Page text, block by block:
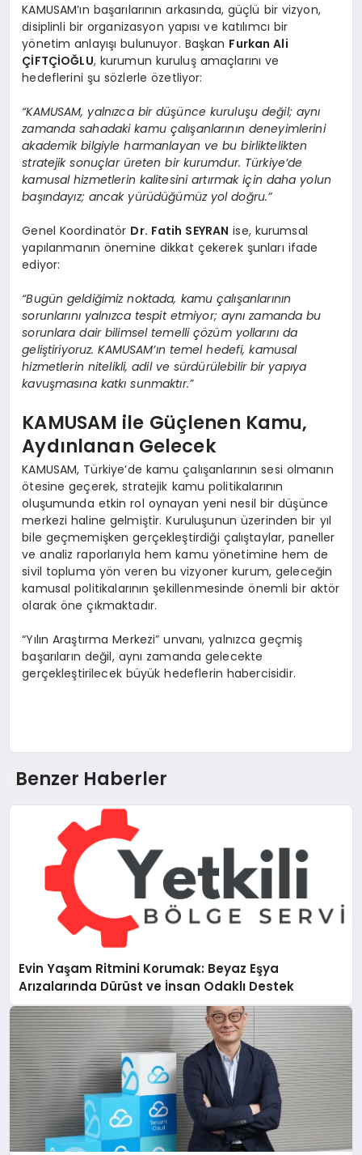
KAMUSAM’ın başarılarının arkasında, güçlü bir vizyon,
disiplinli bir organizasyon yapısı ve katılımcı bir
yönetim anlayışı bulunuyor. Başkan Furkan Ali
ÇİFTÇİOĞLU, kurumun kuruluş amaçlarını ve
hedeflerini şu sözlerle özetliyor:
“KAMUSAM, yalnızca bir düşünce kuruluşu değil; aynı
zamanda sahadaki kamu çalışanlarının deneyimlerini
akademik bilgiyle harmanlayan ve bu birliktelikten
stratejik sonuçlar üreten bir kurumdur. Türkiye’de
kamusal hizmetlerin kalitesini artırmak için daha yolun
başındayız; ancak yürüdüğümüz yol doğru.”
Genel Koordinatör Dr. Fatih SEYRAN ise, kurumsal
yapılanmanın önemine dikkat çekerek şunları ifade
ediyor:
“Bugün geldiğimiz noktada, kamu çalışanlarının
sorunlarını yalnızca tespit etmiyor; aynı zamanda bu
sorunlara dair bilimsel temelli çözüm yollarını da
geliştiriyoruz. KAMUSAM’ın temel hedefi, kamusal
hizmetlerin nitelikli, adil ve sürdürülebilir bir yapıya
kavuşmasına katkı sunmaktır.”
KAMUSAM ile Güçlenen Kamu,
Aydınlanan Gelecek
KAMUSAM, Türkiye’de kamu çalışanlarının sesi olmanın
ötesine geçerek, stratejik kamu politikalarının
oluşumunda etkin rol oynayan yeni nesil bir düşünce
merkezi haline gelmiştir. Kuruluşunun üzerinden bir yıl
bile geçmemişken gerçekleştirdiği çalıştaylar, paneller
ve analiz raporlarıyla hem kamu yönetimine hem de
sivil topluma yön veren bu vizyoner kurum, geleceğin
kamusal politikalarının şekillenmesinde önemli bir aktör
olarak öne çıkmaktadır.
“Yılın Araştırma Merkezi” unvanı, yalnızca geçmiş
başarıların değil, aynı zamanda gelecekte
gerçekleştirilecek büyük hedeflerin habercisidir.
Benzer Haberler
Evin Yaşam Ritmini Korumak: Beyaz Eşya
Arızalarında Dürüst ve İnsan Odaklı Destek